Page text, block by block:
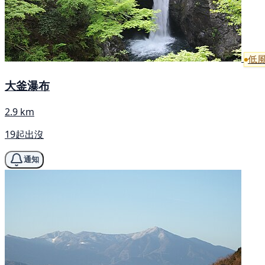
低
大釜瀑布
2.9 km
19起出沒
通知